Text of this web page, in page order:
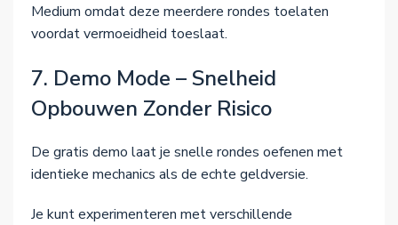
Medium omdat deze meerdere rondes toelaten
voordat vermoeidheid toeslaat.
7. Demo Mode – Snelheid
Opbouwen Zonder Risico
De gratis demo laat je snelle rondes oefenen met
identieke mechanics als de echte geldversie.
Je kunt experimenteren met verschillende